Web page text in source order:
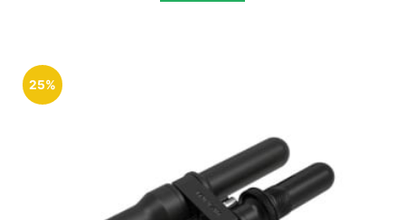
25%